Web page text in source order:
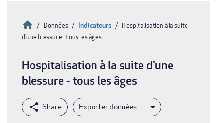
d'Ariane
Accueil
Données Indicateurs
Hospitalisation à la suite
d'une blessure - tous les âges
Hospitalisation à la suite d'une
blessure - tous les âges
Exporter données